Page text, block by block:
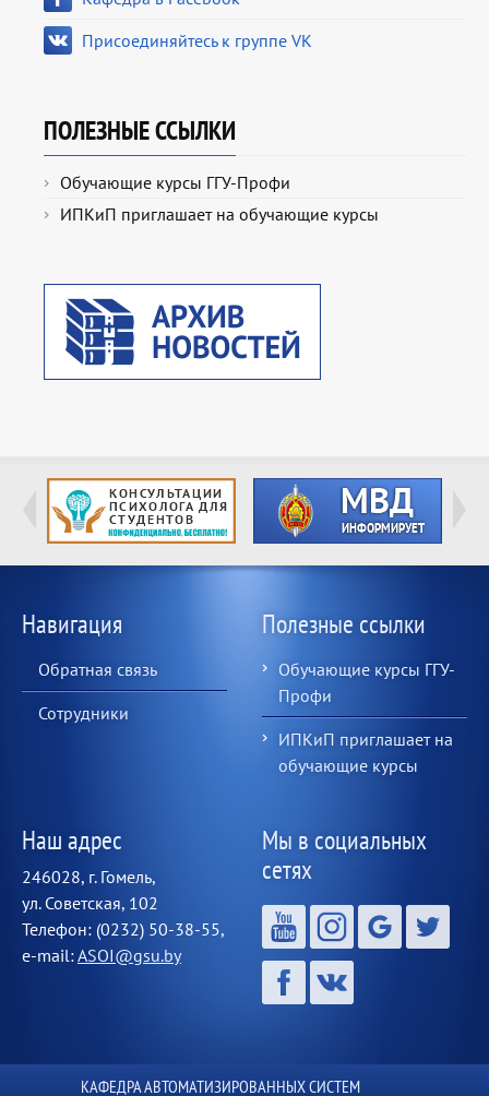
Присоединяйтесь к группе VK
ПОЛЕЗНЫЕ ССЫЛКИ
Обучающие курсы ГГУ-Профи
ИПКиП приглашает на обучающие курсы
Навигация
Обратная связь
Сотрудники
Полезные ссылки
Обучающие курсы ГГУ-
Профи
ИПКиП приглашает на
обучающие курсы
Наш адрес
246028, г. Гомель,
ул. Советская, 102
Телефон: (0232) 50-38-55,
e-mail:ASOI@gsu.by
Мы в социальных
сетях
КАФЕДРА АВТОМАТИЗИРОВАННЫХ СИСТЕМ